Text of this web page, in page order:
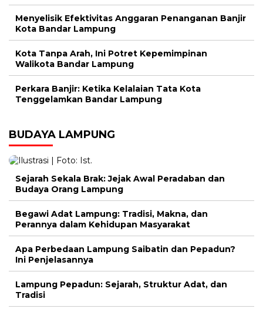
Menyelisik Efektivitas Anggaran Penanganan Banjir
Kota Bandar Lampung
Kota Tanpa Arah, Ini Potret Kepemimpinan
Walikota Bandar Lampung
Perkara Banjir: Ketika Kelalaian Tata Kota
Tenggelamkan Bandar Lampung
BUDAYA LAMPUNG
Sejarah Sekala Brak: Jejak Awal Peradaban dan
Budaya Orang Lampung
Begawi Adat Lampung: Tradisi, Makna, dan
Perannya dalam Kehidupan Masyarakat
Apa Perbedaan Lampung Saibatin dan Pepadun?
Ini Penjelasannya
Lampung Pepadun: Sejarah, Struktur Adat, dan
Tradisi